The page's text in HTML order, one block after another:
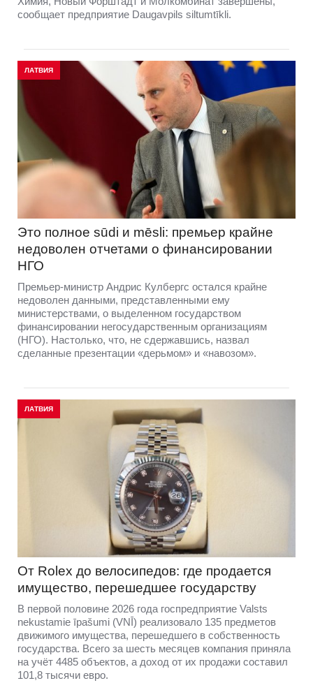
сообщает предприятие Daugavpils siltumtīkli.
ЛАТВИЯ
Это полное sūdi и mēsli: премьер крайне
недоволен отчетами о финансировании
НГО
Премьер-министр Андрис Кулбергс остался крайне
недоволен данными, представленными ему
министерствами, о выделенном государством
финансировании негосударственным организациям
(НГО). Настолько, что, не сдержавшись, назвал
сделанные презентации «дерьмом» и «навозом».
ЛАТВИЯ
От Rolex до велосипедов: где продается
имущество, перешедшее государству
В первой половине 2026 года госпредприятие Valsts
nekustamie īpašumi (VNĪ) реализовало 135 предметов
движимого имущества, перешедшего в собственность
государства. Всего за шесть месяцев компания приняла
на учёт 4485 объектов, а доход от их продажи составил
101,8 тысячи евро.